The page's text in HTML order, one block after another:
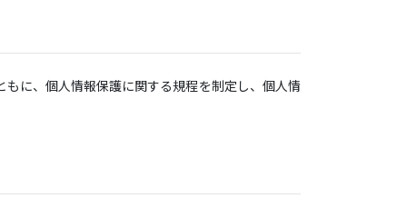
に、個人情報保護に関する規程を制定し、個人情